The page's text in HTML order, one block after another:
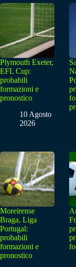
Plymouth Exeter,
EFL Cup:
probabili
formazioni e
pronostico
10 Agosto
2026
Moreirense
Braga, Liga
Portugal:
probabili
formazioni e
pronostico